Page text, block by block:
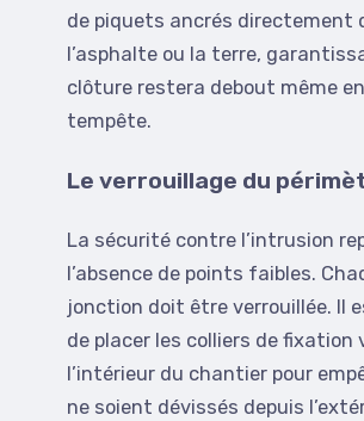
de piquets ancrés directement
l’asphalte ou la terre,
clôture restera debout même
tempête.
Le verrouillage du
La sécurité contre l’intrusion
l’absence de points faibles.
jonction doit être verrouillée. Il
de placer les colliers de fixation
l’intérieur du chantier pour
ne soient dévissés depuis